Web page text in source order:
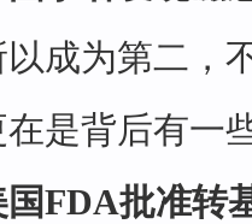
成为第二，
在是背后有一
国FDA批准转